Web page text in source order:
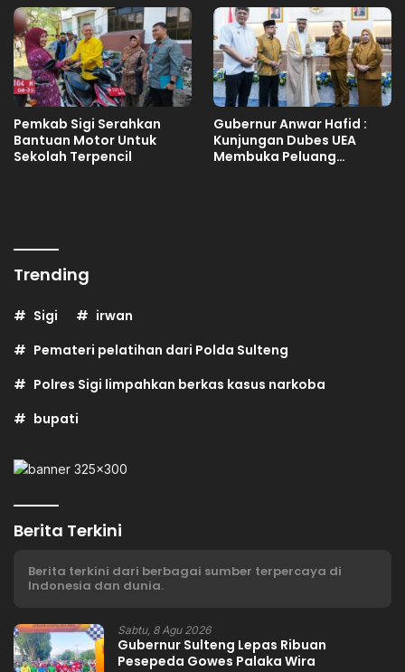
Pemkab Sigi Serahkan
Bantuan Motor Untuk
Sekolah Terpencil
Gubernur Anwar Hafid :
Kunjungan Dubes UEA
Membuka Peluang
Trending
Sigi
irwan
Pemateri pelatihan dari Polda Sulteng
Polres Sigi limpahkan berkas kasus narkoba
bupati
Berita Terkini
Berita terkini dari berbagai sumber terpercaya di
Indonesia dan dunia.
Sabtu, 8 Agu 2026
Gubernur Sulteng Lepas Ribuan
Pesepeda Gowes Palaka Wira